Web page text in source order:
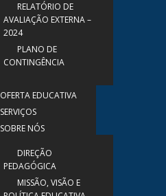
RELATÓRIO DE
AVALIAÇÃO EXTERNA –
2024
PLANO DE
CONTINGÊNCIA
OFERTA EDUCATIVA
SERVIÇOS
SOBRE NÓS
DIREÇÃO
PEDAGÓGICA
MISSÃO, VISÃO E